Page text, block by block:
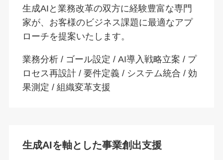
生成AIと業務改革の双方に経験豊富な専門
家が、お客様のビジネス課題に最適なアプ
ローチを提案いたします。
業務分析 / ゴール設定 / AI導入戦略立案 / プ
ロセス再設計 / 要件定義 / システム統合 / 効
果測定 / 組織変革支援
生成AIを軸とした事業創出支援